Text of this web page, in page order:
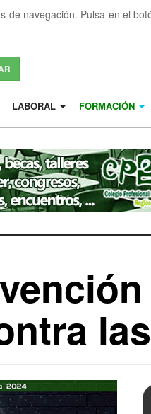
navegación. Pulsa en el
LABORAL FORMACIÓN